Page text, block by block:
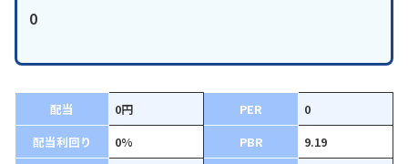
0
配当 0円 PER
0
配当利回り
0% PBR
9.19